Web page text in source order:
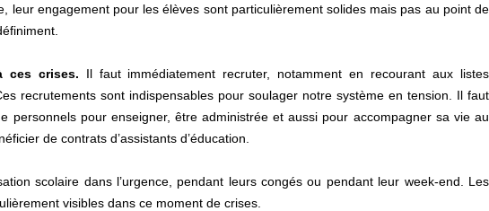
engagement pour les élèves sont particulièrement solides mais pas au point de
ces crises. Il faut immédiatement recruter, notamment en recourant aux listes
recrutements sont indispensables pour soulager notre système en tension. Il faut
personnels pour enseigner, être administrée et aussi pour accompagner sa vie au
de contrats d’assistants d’éducation.
scolaire dans l’urgence, pendant leurs congés ou pendant leur week-end. Les
visibles dans ce moment de crises.